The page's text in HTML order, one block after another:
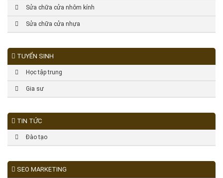
Sửa chữa cửa nhôm kính
Sửa chữa cửa nhựa
TUYỂN SINH
Học tập trung
Gia sư
TIN TỨC
Đào tạo
SEO MARKETING